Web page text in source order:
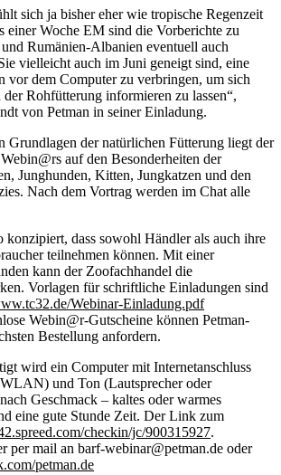
sich ja bisher eher wie tropische Regenzeit
einer Woche EM sind die Vorberichte zu
Rumänien-Albanien eventuell auch
vielleicht auch im Juni geneigt sind, eine
vor dem Computer zu verbringen, um sich
Rohfütterung informieren zu lassen“,
von Petman in seiner Einladung.
Grundlagen der natürlichen Fütterung liegt der
auf den Besonderheiten der
Junghunden, Kitten, Jungkatzen und den
Nach dem Vortrag werden im Chat alle
konzipiert, dass sowohl Händler als auch ihre
teilnehmen können. Mit einer
kann der Zoofachhandel die
Vorlagen für schriftliche Einladungen sind
Webinar-Einladung.pdf
Webin@r-Gutscheine können Petman-
Bestellung anfordern.
wird ein Computer mit Internetanschluss
und Ton (Lautsprecher oder
Geschmack – kaltes oder warmes
eine gute Stunde Zeit. Der Link zum
checkin/jc/900315927.
per mail an barf-webinar@petman.de oder
petman.de